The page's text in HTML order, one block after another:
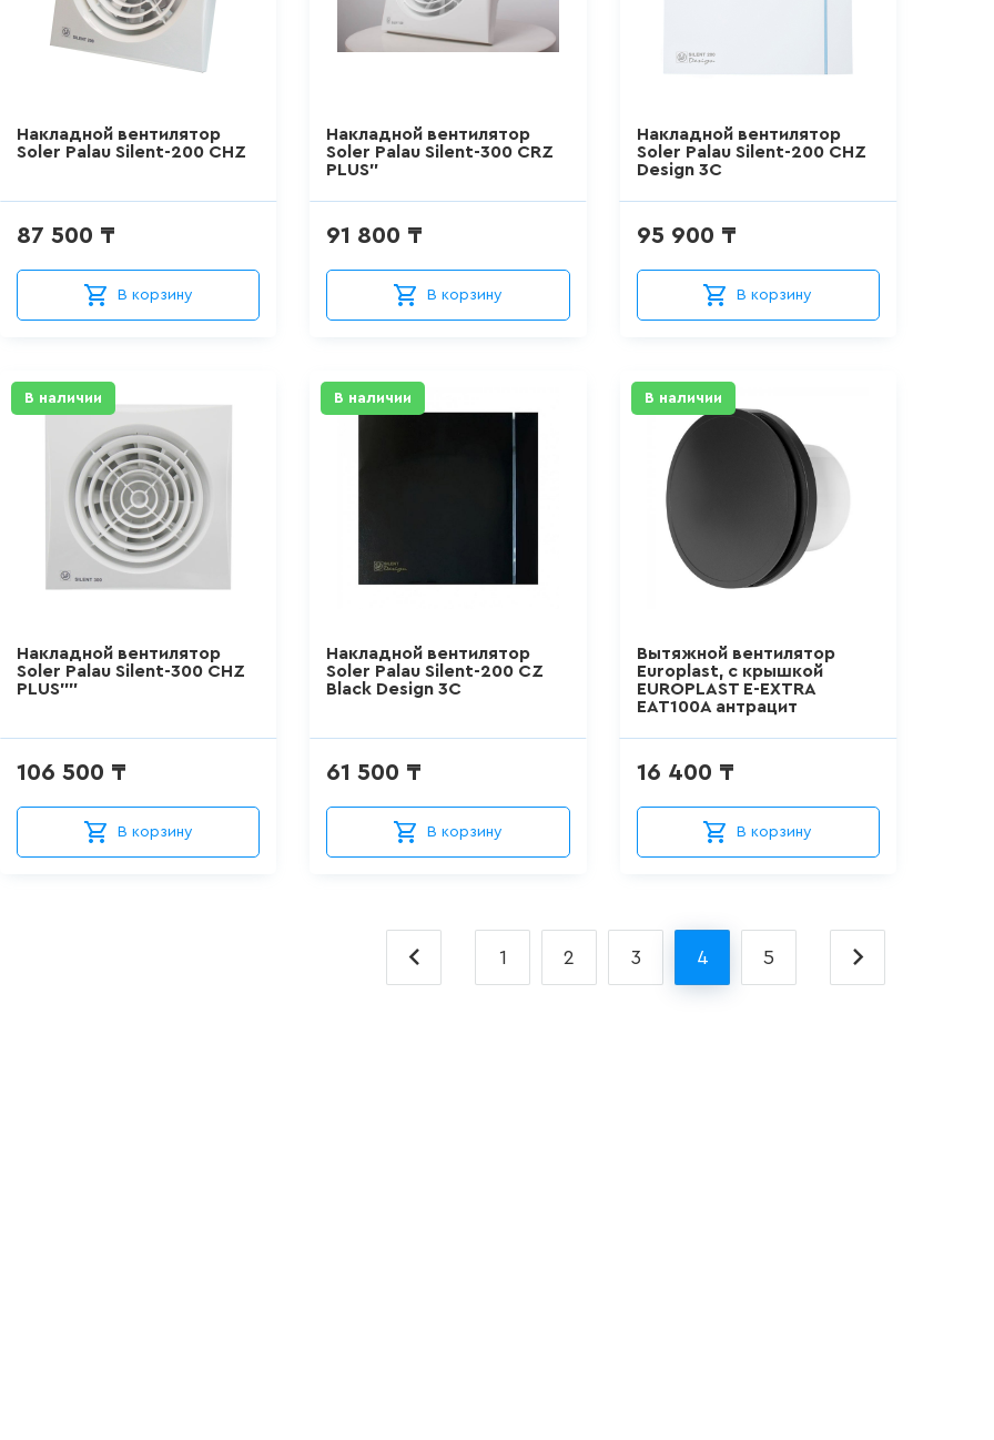
Накладной вентилятор
Soler Palau Silent-200 CHZ
87 500 ₸
В корзину
Накладной вентилятор
Soler Palau Silent-300 CRZ
PLUS"
91 800 ₸
В корзину
Накладной вентилятор
Soler Palau Silent-200 CHZ
Design 3C
95 900 ₸
В корзину
В наличии
Накладной вентилятор
Soler Palau Silent-300 CHZ
PLUS""
106 500 ₸
В корзину
В наличии
Накладной вентилятор
Soler Palau Silent-200 CZ
Black Design 3C
61 500 ₸
В корзину
В наличии
Вытяжной вентилятор
Europlast, c крышкой
EUROPLAST E-EXTRA
EAT100A антрацит
16 400 ₸
В корзину
1 2 3 4 5